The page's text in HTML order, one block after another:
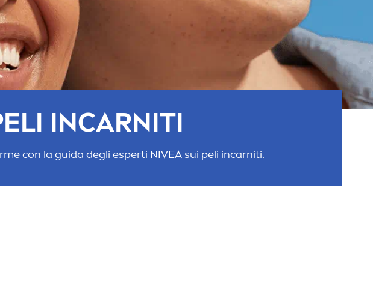
INCARNITI
con la guida degli esperti NIVEAsui peli incarniti.